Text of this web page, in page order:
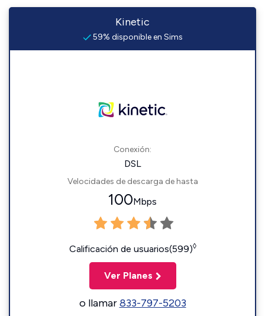
Kinetic
59% disponible en Sims
Conexión:
DSL
Velocidades de descarga de hasta
100Mbps
Calificación de usuarios(599)◊
Ver Planes
o llamar833-797-5203